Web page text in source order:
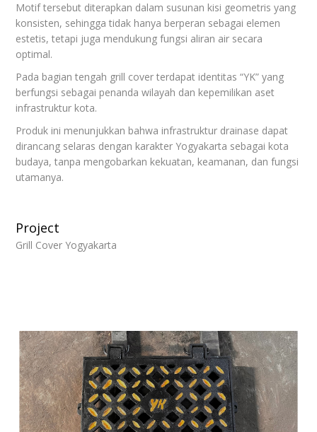
Motif tersebut diterapkan dalam susunan kisi geometris yang
konsisten, sehingga tidak hanya berperan sebagai elemen
estetis, tetapi juga mendukung fungsi aliran air secara
optimal.
Pada bagian tengah grill cover terdapat identitas “YK” yang
berfungsi sebagai penanda wilayah dan kepemilikan aset
infrastruktur kota.
Produk ini menunjukkan bahwa infrastruktur drainase dapat
dirancang selaras dengan karakter Yogyakarta sebagai kota
budaya, tanpa mengobarkan kekuatan, keamanan, dan fungsi
utamanya.
Project
Grill Cover Yogyakarta